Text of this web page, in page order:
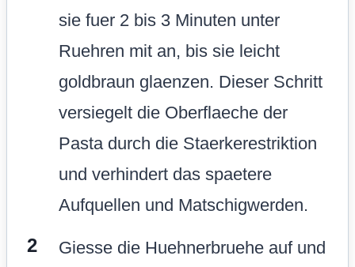
sie fuer 2 bis 3 Minuten unter
Ruehren mit an, bis sie leicht
goldbraun glaenzen. Dieser Schritt
versiegelt die Oberflaeche der
Pasta durch die Staerkerestriktion
und verhindert das spaetere
Aufquellen und Matschigwerden.
Giesse die Huehnerbruehe auf und